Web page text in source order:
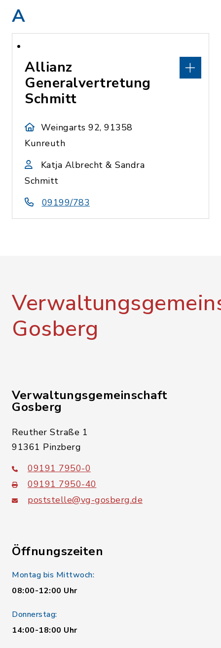
A
Allianz
Generalvertretung
Schmitt
Weingarts 92, 91358
Kunreuth
Katja Albrecht & Sandra
Schmitt
09199/783
Gosberg
Verwaltungsgemeinschaft
Gosberg
Reuther Straße 1
91361 Pinzberg
09191 7950-0
09191 7950-40
poststelle@vg-gosberg.de
Öffnungszeiten
Montag bis Mittwoch:
08:00-12:00 Uhr
Donnerstag:
14:00-18:00 Uhr